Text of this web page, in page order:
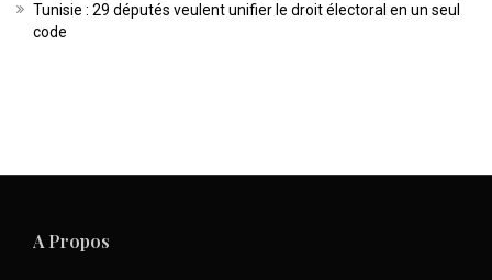
Tunisie : 29 députés veulent unifier le droit électoral en un seul
code
A Propos